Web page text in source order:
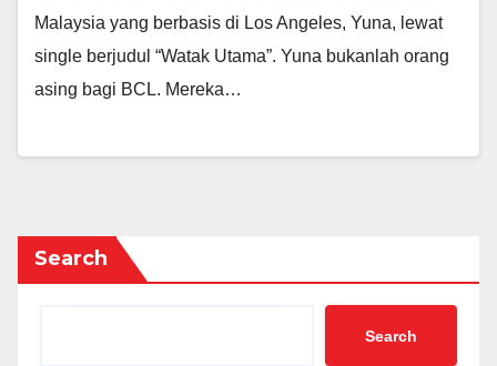
Malaysia yang berbasis di Los Angeles, Yuna, lewat
single berjudul “Watak Utama”. Yuna bukanlah orang
asing bagi BCL. Mereka…
Search
Search